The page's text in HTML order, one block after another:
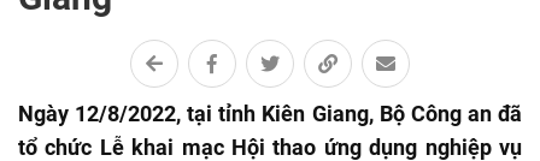
Ngày 12/8/2022, tại tỉnh Kiên Giang, Bộ Công an đã
tổ chức Lễ khai mạc Hội thao ứng dụng nghiệp vụ